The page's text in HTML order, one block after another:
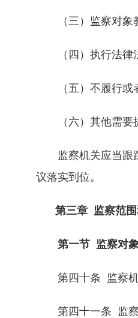
（三）监察对象教
（四）执行法律法
（五）不履行或者
（六）其他需要提
监察机关应当跟踪
议落实到位。
第三章 监察范
第一节 监察对
第四十条 监察机
第四十一条 监察